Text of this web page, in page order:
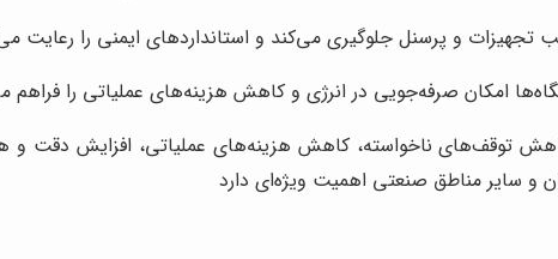
تجهیزات و پرسنل جلوگیری می‌کند و استانداردهای ایمنی را رعایت
امکان صرفه‌جویی در انرژی و کاهش هزینه‌های عملیاتی را فراهم
توقف‌های ناخواسته، کاهش هزینه‌های عملیاتی، افزایش دقت و